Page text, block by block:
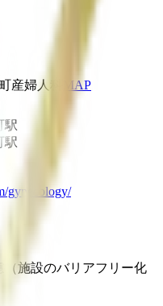
産婦人科
MAP
駅
駅
gynecology/
施設のバリアフリー化